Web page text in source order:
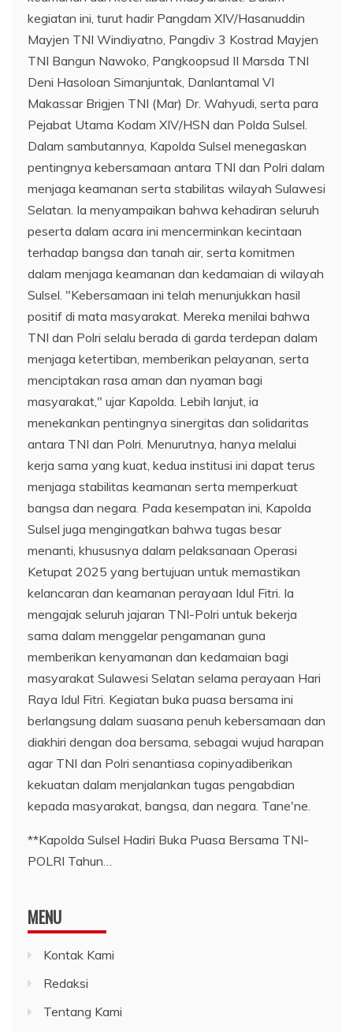
**Kapolda Sulsel Hadiri Buka Puasa Bersama TNI-
POLRI Tahun…
MENU
Kontak Kami
Redaksi
Tentang Kami